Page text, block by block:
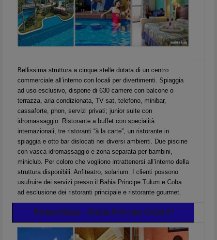
Bellissima struttura a cinque stelle dotata di un centro
commerciale all’interno con locali per divertimenti. Spiaggia
ad uso esclusivo, dispone di 630 camere con balcone o
terrazza, aria condizionata, TV sat, telefono, minibar,
cassaforte, phon, servizi privati; junior suite con
idromassaggio. Ristorante a buffet con specialità
internazionali, tre ristoranti “à la carte”, un ristorante in
spiaggia e otto bar dislocati nei diversi ambienti. Due piscine
con vasca idromassaggio e zona separata per bambini,
miniclub. Per coloro che vogliono intrattenersi all’interno della
struttura disponibili: Anfiteatro, solarium. I clienti possono
usufruire dei servizi presso il Bahia Principe Tulum e Coba
ad esclusione dei ristoranti principale e ristorante gourmet.
Riviera Maya – Bahia Principe Cobà 5*